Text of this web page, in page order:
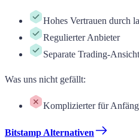
Hohes Vertrauen durch
Regulierter Anbieter
Separate Trading-Ansicht
Was uns nicht gefällt:
Komplizierter für
Bitstamp Alternativen